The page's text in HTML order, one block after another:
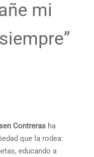
mi
Contreras ha
que la rodea:
educando a